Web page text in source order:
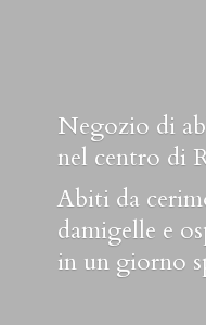
Negozio di
nel centro di
Abiti da
damigelle e
in un giorno